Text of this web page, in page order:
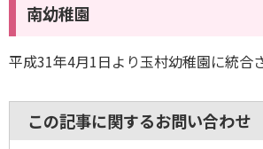
南幼稚園
平成31年4月1日より玉村幼稚園に統合
この記事に関するお問い合わせ